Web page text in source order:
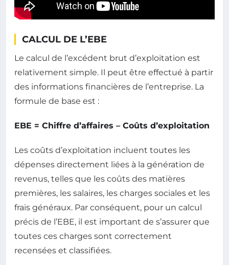
CALCUL DE L’EBE
Le calcul de l’excédent brut d’exploitation est
relativement simple. Il peut être effectué à partir
des informations financières de l’entreprise. La
formule de base est :
EBE = Chiffre d’affaires – Coûts d’exploitation
Les coûts d’exploitation incluent toutes les
dépenses directement liées à la génération de
revenus, telles que les coûts des matières
premières, les salaires, les charges sociales et les
frais généraux. Par conséquent, pour un calcul
précis de l’EBE, il est important de s’assurer que
toutes ces charges sont correctement
recensées et classifiées.